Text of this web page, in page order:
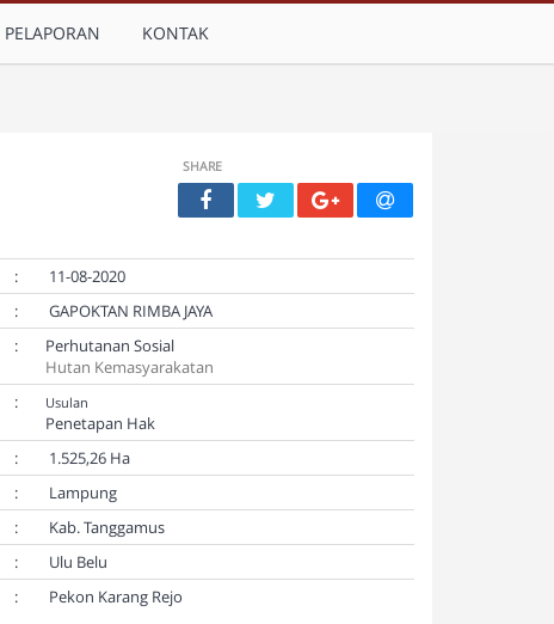
PELAPORAN KONTAK
SHARE
:
11-08-2020
:
GAPOKTAN RIMBA JAYA
:
Perhutanan Sosial
Hutan Kemasyarakatan
: Usulan
Penetapan Hak
:
1.525,26 Ha
:
Lampung
:
Kab. Tanggamus
:
Ulu Belu
: Pekon Karang Rejo